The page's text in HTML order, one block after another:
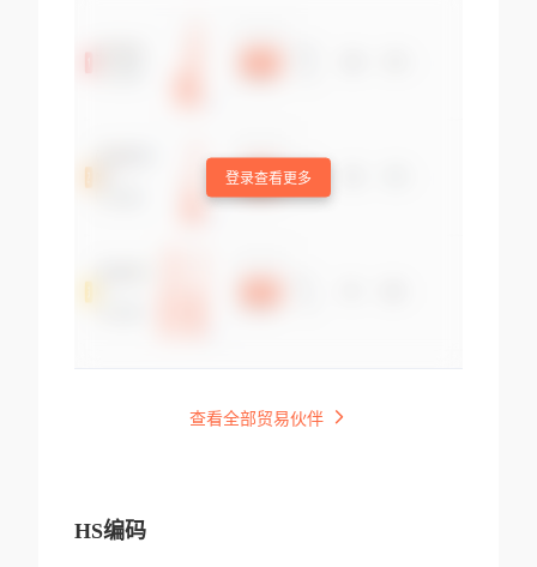
登录查看更多
查看全部贸易伙伴
HS编码